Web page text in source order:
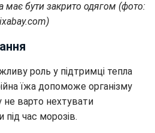
має бути закрито одягом (фото:
роль у підтримці тепла
їжа допоможе організму
варто нехтувати
під час морозів.